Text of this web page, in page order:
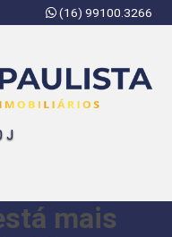
(16) 99100.3266
J
mais